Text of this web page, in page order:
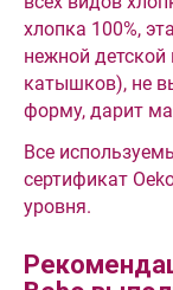
хлопка 100%,
нежной детской
катышков), не
форму, дарит
Все
сертификат
уровня.